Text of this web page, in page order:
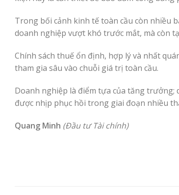
Trong bối cảnh kinh tế toàn cầu còn nhiều
doanh nghiệp vượt khó trước mắt, mà còn
Chính sách thuế ổn định, hợp lý và nhất
tham gia sâu vào chuỗi giá trị toàn cầu.
Doanh nghiệp là điểm tựa của tăng
được nhịp phục hồi trong giai đoạn nhiều
Quang Minh (Đầu tư Tài chính)